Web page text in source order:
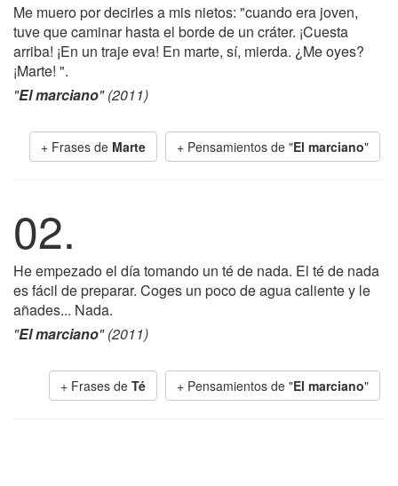
Me muero por decirles a mis nietos: "cuando era joven,
tuve que caminar hasta el borde de un cráter. ¡Cuesta
arriba! ¡En un traje eva! En marte, sí, mierda. ¿Me oyes?
¡Marte! ".
"El marciano" (2011)
+ Frases de Marte + Pensamientos de "El marciano"
02.
He empezado el día tomando un té de nada. El té de nada
es fácil de preparar. Coges un poco de agua caliente y le
añades... Nada.
"El marciano" (2011)
+ Frases de Té + Pensamientos de "El marciano"